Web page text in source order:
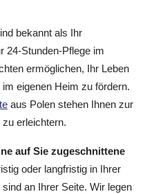
bekannt als Ihr
24-Stunden-Pflege im
ermöglichen, Ihr Leben
eigenen Heim zu fördern.
aus Polen stehen Ihnen zur
zu erleichtern.
auf Sie zugeschnittene
oder langfristig in Ihrer
an Ihrer Seite. Wir legen